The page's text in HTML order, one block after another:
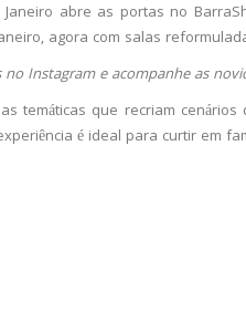
abre as portas no
agora com salas
no Instagram e acompanhe as
temáticas que recriam
é ideal para curtir em